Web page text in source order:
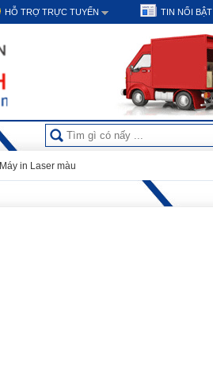
HỖ TRỢ TRỰC TUYẾN TIN NỔI BẬT
Máy in Laser màu